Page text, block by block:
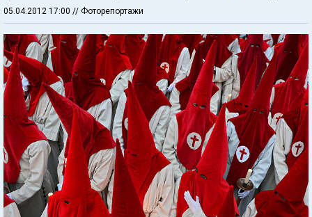
05.04.2012 17:00 // Фоторепортажи